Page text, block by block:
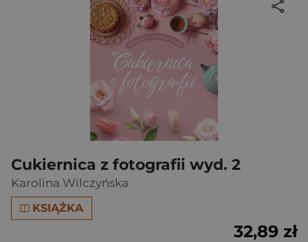
Cukiernica z fotografii wyd. 2
Karolina Wilczyńska
KSIĄŻKA
32,89 zł